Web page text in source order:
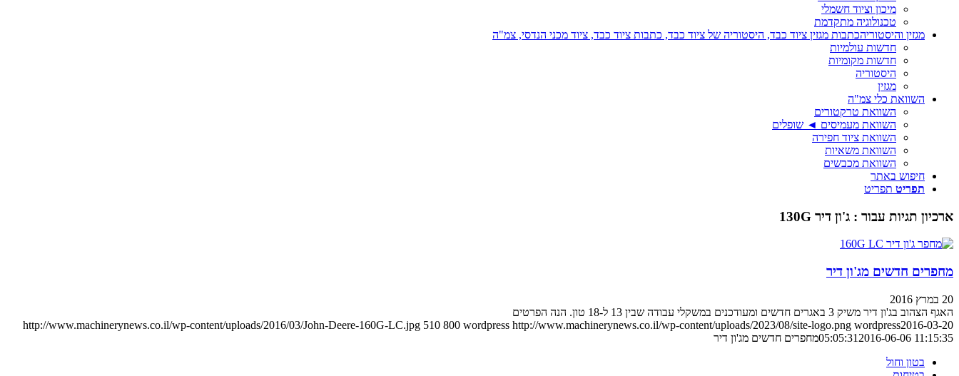
מיכון וציוד חשמלי
טכנולוגיה מתקדמת
מגזין והיסטוריהכתבות מגזין ציוד כבד, היסטוריה של ציוד כבד, כתבות ציוד כבד, ציוד מכני הנדסי, צמ"ה
חדשות עולמיות
חדשות מקומיות
היסטוריה
מגזין
השוואת כלי צמ"ה
השוואת טרקטורים
השוואת מעמיסים ◄ שופלים
השוואת ציוד חפירה
השוואת משאיות
השוואת מכבשים
חיפוש באתר
תפריט תפריט
ארכיון תגיות עבור : ג'ון דיר 130G
מחפרים חדשים מג'ון דיר
20 במרץ 2016
האגף הצהוב בג'ון דיר משיק 3 באגרים חדשים ומעודכנים במשקלי עבודה שבין 13 ל-18 טון. הנה הפרטים
http://www.machinerynews.co.il/wp-content/uploads/2016/03/John-Deere-160G-LC.jpg 510 800 wordpress http://www.machinerynews.co.il/wp-content/uploads/2023/08/site-logo.png wordpress2016-03-20
05:05:31 2016-06-06 11:15:35
מחפרים חדשים מג'ון דיר
בטון וחול